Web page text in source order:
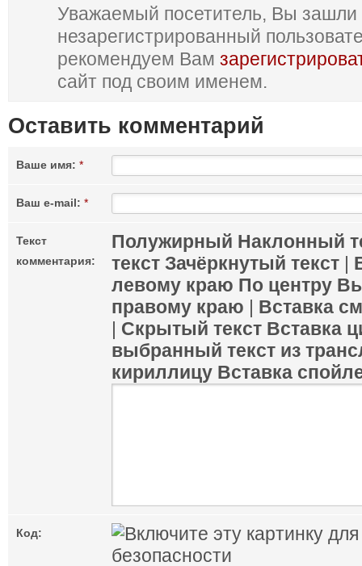
Уважаемый посетитель, Вы зашли
незарегистрированный
рекомендуем Вам
сайт под своим именем.
Оставить комментарий
Ваше имя: *
Ваш e-mail: *
Текст
комментария:
Полужирный Наклонный
текст Зачёркнутый текст |
левому краю По центру
правому краю | Вставка
| Скрытый текст Вставка
выбранный текст из
кириллицу Вставка
Код: